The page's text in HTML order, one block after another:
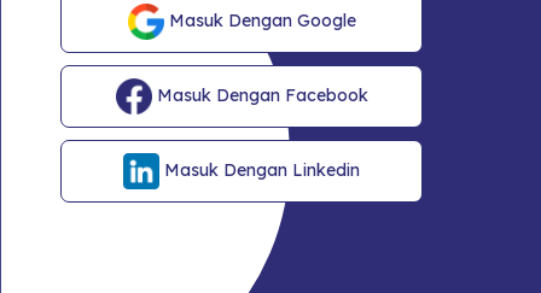
Masuk Dengan Google
Masuk Dengan Facebook
Masuk Dengan Linkedin